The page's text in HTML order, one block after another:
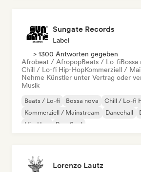
Sungate Records
Label
> 1300 Antworten gegeben
Afrobeat / AfropopBeats / Lo-fiBossa
Chill / Lo-fi Hip-HopKommerziell /
Nehme Künstler unter Vertrag oder
Musik
Beats / Lo-fi Bossa nova
Chill / Lo-fi
Kommerziell / Mainstream
Dancehall
Hip-Hop
Pop-Soul
Lorenzo Lautz